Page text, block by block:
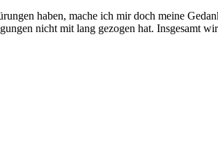
haben, mache ich mir doch meine
nicht mit lang gezogen hat. Insgesamt